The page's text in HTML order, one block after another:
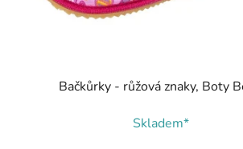
Bačkůrky - růžová znaky, Boty
Skladem*